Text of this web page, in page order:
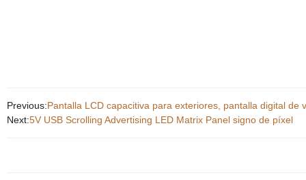
Previous:Pantalla LCD capacitiva para exteriores, pantalla digital
Next:5V USB Scrolling Advertising LED Matrix Panel signo de píxel